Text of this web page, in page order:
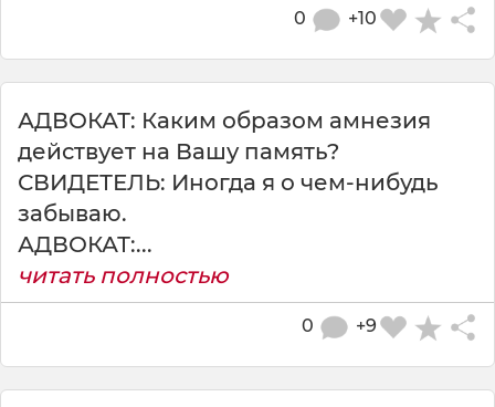
+10
0
АДВОКАТ: Каким образом амнезия
действует на Вашу память?
СВИДЕТЕЛЬ: Иногда я о чем-нибудь
забываю.
АДВОКАТ:...
читать полностью
+9
0